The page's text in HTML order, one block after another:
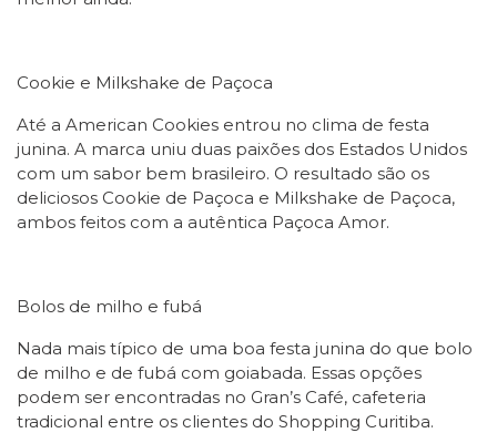
Cookie e Milkshake de Paçoca
Até a American Cookies entrou no clima de festa
junina. A marca uniu duas paixões dos Estados Unidos
com um sabor bem brasileiro. O resultado são os
deliciosos Cookie de Paçoca e Milkshake de Paçoca,
ambos feitos com a autêntica Paçoca Amor.
Bolos de milho e fubá
Nada mais típico de uma boa festa junina do que bolo
de milho e de fubá com goiabada. Essas opções
podem ser encontradas no Gran’s Café, cafeteria
tradicional entre os clientes do Shopping Curitiba.